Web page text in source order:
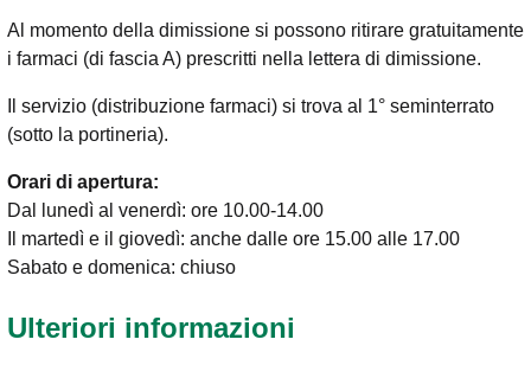
Al momento della dimissione si possono ritirare gratuitamente
i farmaci (di fascia A) prescritti nella lettera di dimissione.
Il servizio (distribuzione farmaci) si trova al 1° seminterrato
(sotto la portineria).
Orari di apertura:
Dal lunedì al venerdì: ore 10.00-14.00
Il martedì e il giovedì: anche dalle ore 15.00 alle 17.00
Sabato e domenica: chiuso
Ulteriori informazioni